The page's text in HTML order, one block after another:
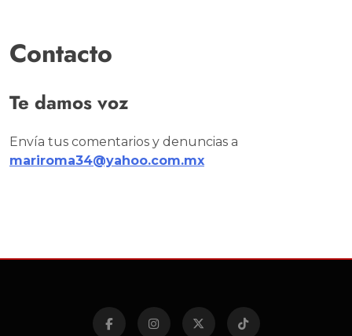
Contacto
Te damos voz
Envía tus comentarios y denuncias a
mariroma34@yahoo.com.mx